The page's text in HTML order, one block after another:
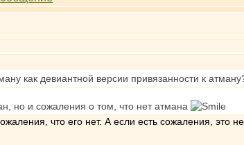
как девиантной версии привязанности к
но и сожаления о том, что нет атмана
что его нет. А если есть сожаления, это